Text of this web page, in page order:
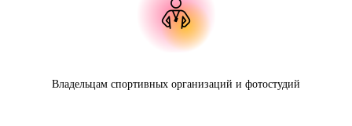
Владельцам спортивных организаций и фотостудий